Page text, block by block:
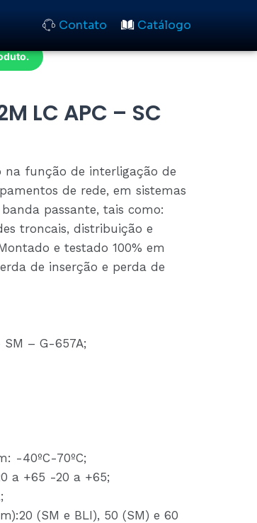
Contato Catálogo
LC APC – SC
na função de interligação de
de rede, em sistemas
passante, tais como:
troncais, distribuição e
e testado 100% em
de inserção e perda de
– G-657A;
-40ºC-70ºC;
a +65 -20 a +65;
(SM e BLI), 50 (SM) e 60